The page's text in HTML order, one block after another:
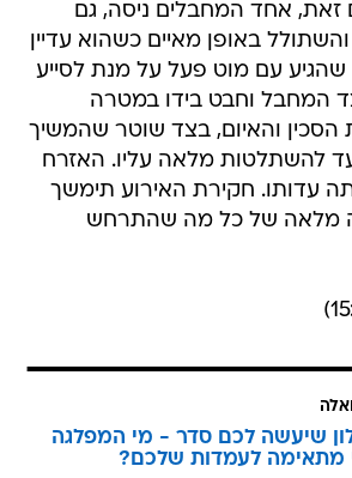
זאת, אחד המחבלים ניסה, גם
באופן מאיים כשהוא עדיין
שהגיע עם מוט פעל על מנת לסייע
המחבל וחבט בידו במטרה
והאיום, בצד שוטר שהמשיך
להשתלטות מלאה עליו. האזרח
עדותו. חקירת האירוע תימשך
מלאה של כל מה שהתרחש
שיעשה לכם סדר - מי המפלגה
מתאימה לעמדות שלכם?